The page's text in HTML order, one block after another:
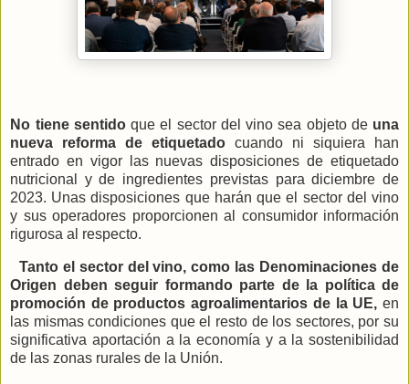
No tiene sentidoque el sector del vino sea objeto de una
nueva reforma de etiquetado cuando ni siquiera han
entrado en vigor las nuevas disposiciones de etiquetado
nutricional y de ingredientes previstas para diciembre de
2023. Unas disposiciones que harán que el sector del vino
y sus operadores proporcionen al consumidor información
rigurosa al respecto.
Tanto el sector del vino, como las Denominaciones de
Origen deben seguir formando parte de la política de
promoción de productos agroalimentarios de la UE, en
las mismas condiciones que el resto de los sectores, por su
significativa aportación a la economía y a la sostenibilidad
de las zonas rurales de la Unión.